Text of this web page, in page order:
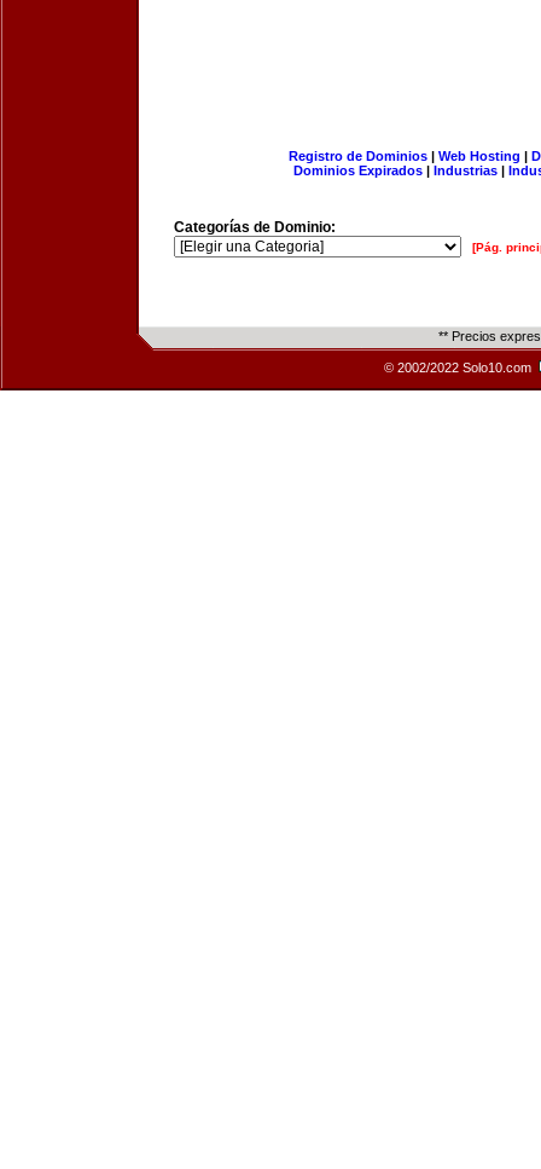
Registro de Dominios| Web Hosting |
Dominios Expirados | Industrias |
Categorías de Dominio:
[Pág.
** Precios
© 2002/2022 Solo10.com